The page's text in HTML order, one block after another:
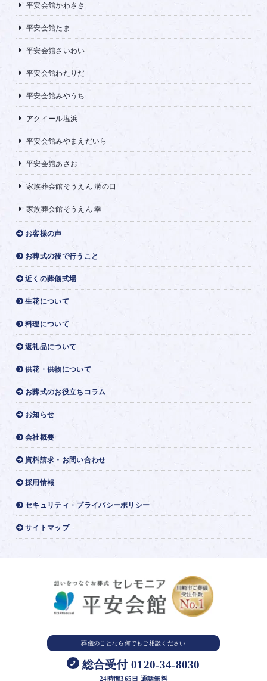
平安会館かわさき
平安会館たま
平安会館さいわい
平安会館わたりだ
平安会館みやうち
アクイール塩浜
平安会館みやまえだいら
平安会館あさお
家族葬会館そうえん 溝の口
家族葬会館そうえん 幸
お客様の声
お葬式の後で行うこと
近くの葬儀式場
生花について
料理について
返礼品について
供花・供物について
お葬式のお役立ちコラム
お知らせ
会社概要
資料請求・お問い合わせ
採用情報
セキュリティ・プライバシーポリシー
サイトマップ
葬儀のことなら何でもご相談ください
総合受付 0120-34-8030
24時間365日 通話無料